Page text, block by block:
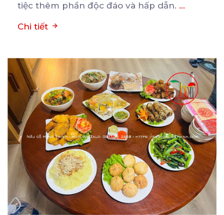
tiệc thêm phần độc đáo và hấp dẫn. ...
Chi tiết